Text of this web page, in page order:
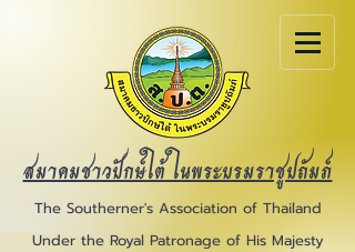
สมาคมชาวปักษ์ใต้ ในพระบรมราชูปถัมภ์
The Southerner's Association of Thailand
Under the Royal Patronage of His Majesty